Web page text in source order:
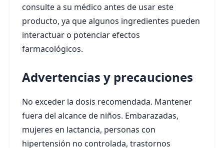
consulte a su médico antes de usar este
producto, ya que algunos ingredientes pueden
interactuar o potenciar efectos
farmacológicos.
Advertencias y precauciones
No exceder la dosis recomendada. Mantener
fuera del alcance de niños. Embarazadas,
mujeres en lactancia, personas con
hipertensión no controlada, trastornos